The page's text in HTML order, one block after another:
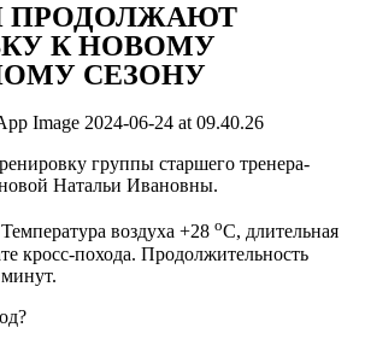
К НОВОМУ
СЕЗОНУ
группы старшего тренера-
Натальи Ивановны.
воздуха +28 оС, длительная
кросс-похода. Продолжительность